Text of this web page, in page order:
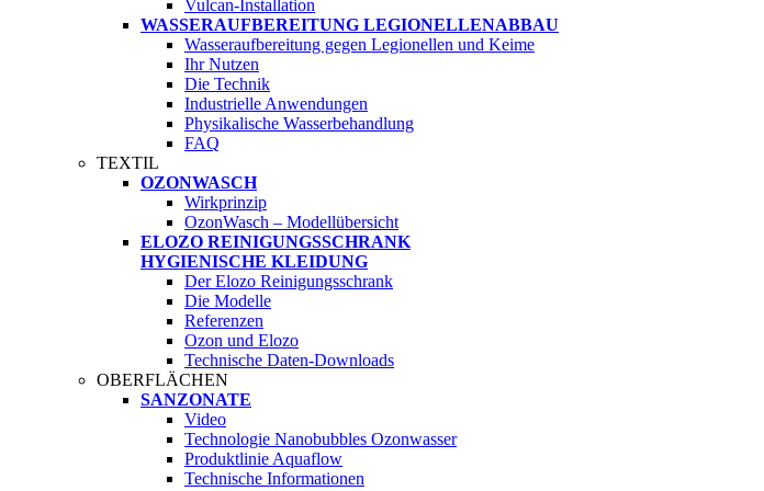
Vulcan-Installation
WASSERAUFBEREITUNG LEGIONELLENABBAU
Wasseraufbereitung gegen Legionellen und Keime
Ihr Nutzen
Die Technik
Industrielle Anwendungen
Physikalische Wasserbehandlung
FAQ
TEXTIL
OZONWASCH
Wirkprinzip
OzonWasch – Modellübersicht
ELOZO REINIGUNGSSCHRANK
HYGIENISCHE KLEIDUNG
Der Elozo Reinigungsschrank
Die Modelle
Referenzen
Ozon und Elozo
Technische Daten-Downloads
OBERFLÄCHEN
SANZONATE
Video
Technologie Nanobubbles Ozonwasser
Produktlinie Aquaflow
Technische Informationen